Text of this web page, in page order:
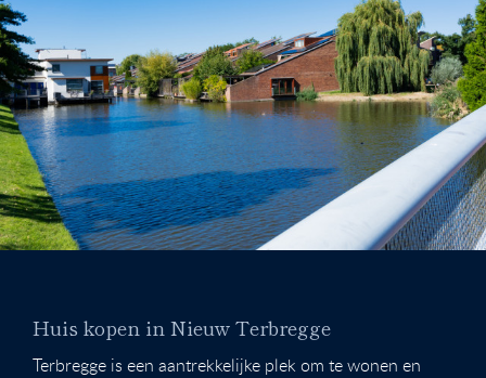
Huis kopen in Nieuw Terbregge
Terbregge is een aantrekkelijke plek om te wonen en